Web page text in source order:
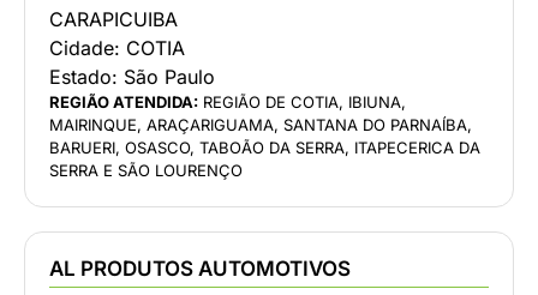
CARAPICUIBA
Cidade: COTIA
Estado: São Paulo
REGIÃO ATENDIDA: REGIÃO DE COTIA, IBIUNA,
MAIRINQUE, ARAÇARIGUAMA, SANTANA DO PARNAÍBA,
BARUERI, OSASCO, TABOÃO DA SERRA, ITAPECERICA DA
SERRA E SÃO LOURENÇO
AL PRODUTOS AUTOMOTIVOS